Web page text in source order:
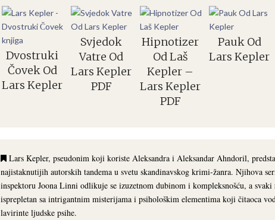
Dvostruki
Čovek Od
Lars Kepler
Svjedok
Vatre Od
Lars Kepler
PDF
Hipnotizer
Od Laš
Kepler –
Lars Kepler
PDF
Pauk Od
Lars Kepler
Lars Kepler, pseudonim koji koriste Aleksandra i Aleksandar Ahndoril,
najistaknutijih autorskih tandema u svetu skandinavskog krimi-žanra. Njihova
inspektoru Joona Linni odlikuje se izuzetnom dubinom i kompleksnošću, a
isprepletan sa intrigantnim misterijama i psihološkim elementima koji čitaoca
lavirinte ljudske psihe.